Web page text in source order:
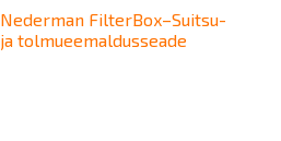
Nederman FilterBox–Suitsu-
ja tolmueemaldusseade